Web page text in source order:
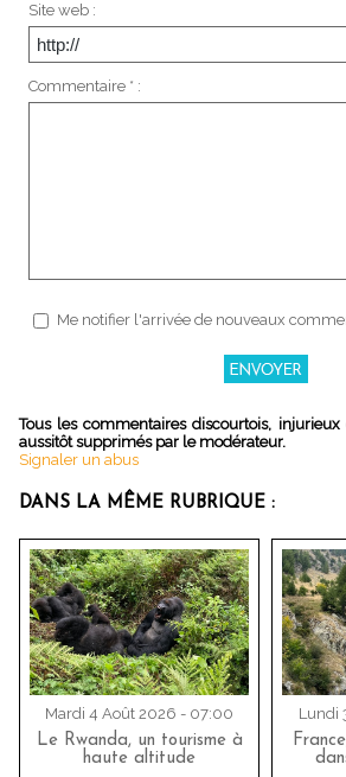
Site web :
Commentaire * :
Me notifier l'arrivée de nouveaux
Tous les commentaires discourtois,
aussitôt supprimés par le modérateur.
Signaler un abus
DANS LA MÊME RUBRIQUE :
Mardi 4 Août 2026 - 07:00
Le Rwanda, un tourisme à
haute altitude
Lundi